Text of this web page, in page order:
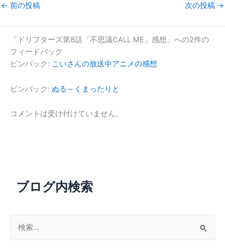
ブログ内検索
← 前の投稿 次の投稿 →
「ドリフターズ第8話「不思議CALL ME」感想」への2件の
フィードバック
ピンバック: こいさんの放送中アニメの感想
ピンバック: ぬる～くまったりと
コメントは受け付けていません。